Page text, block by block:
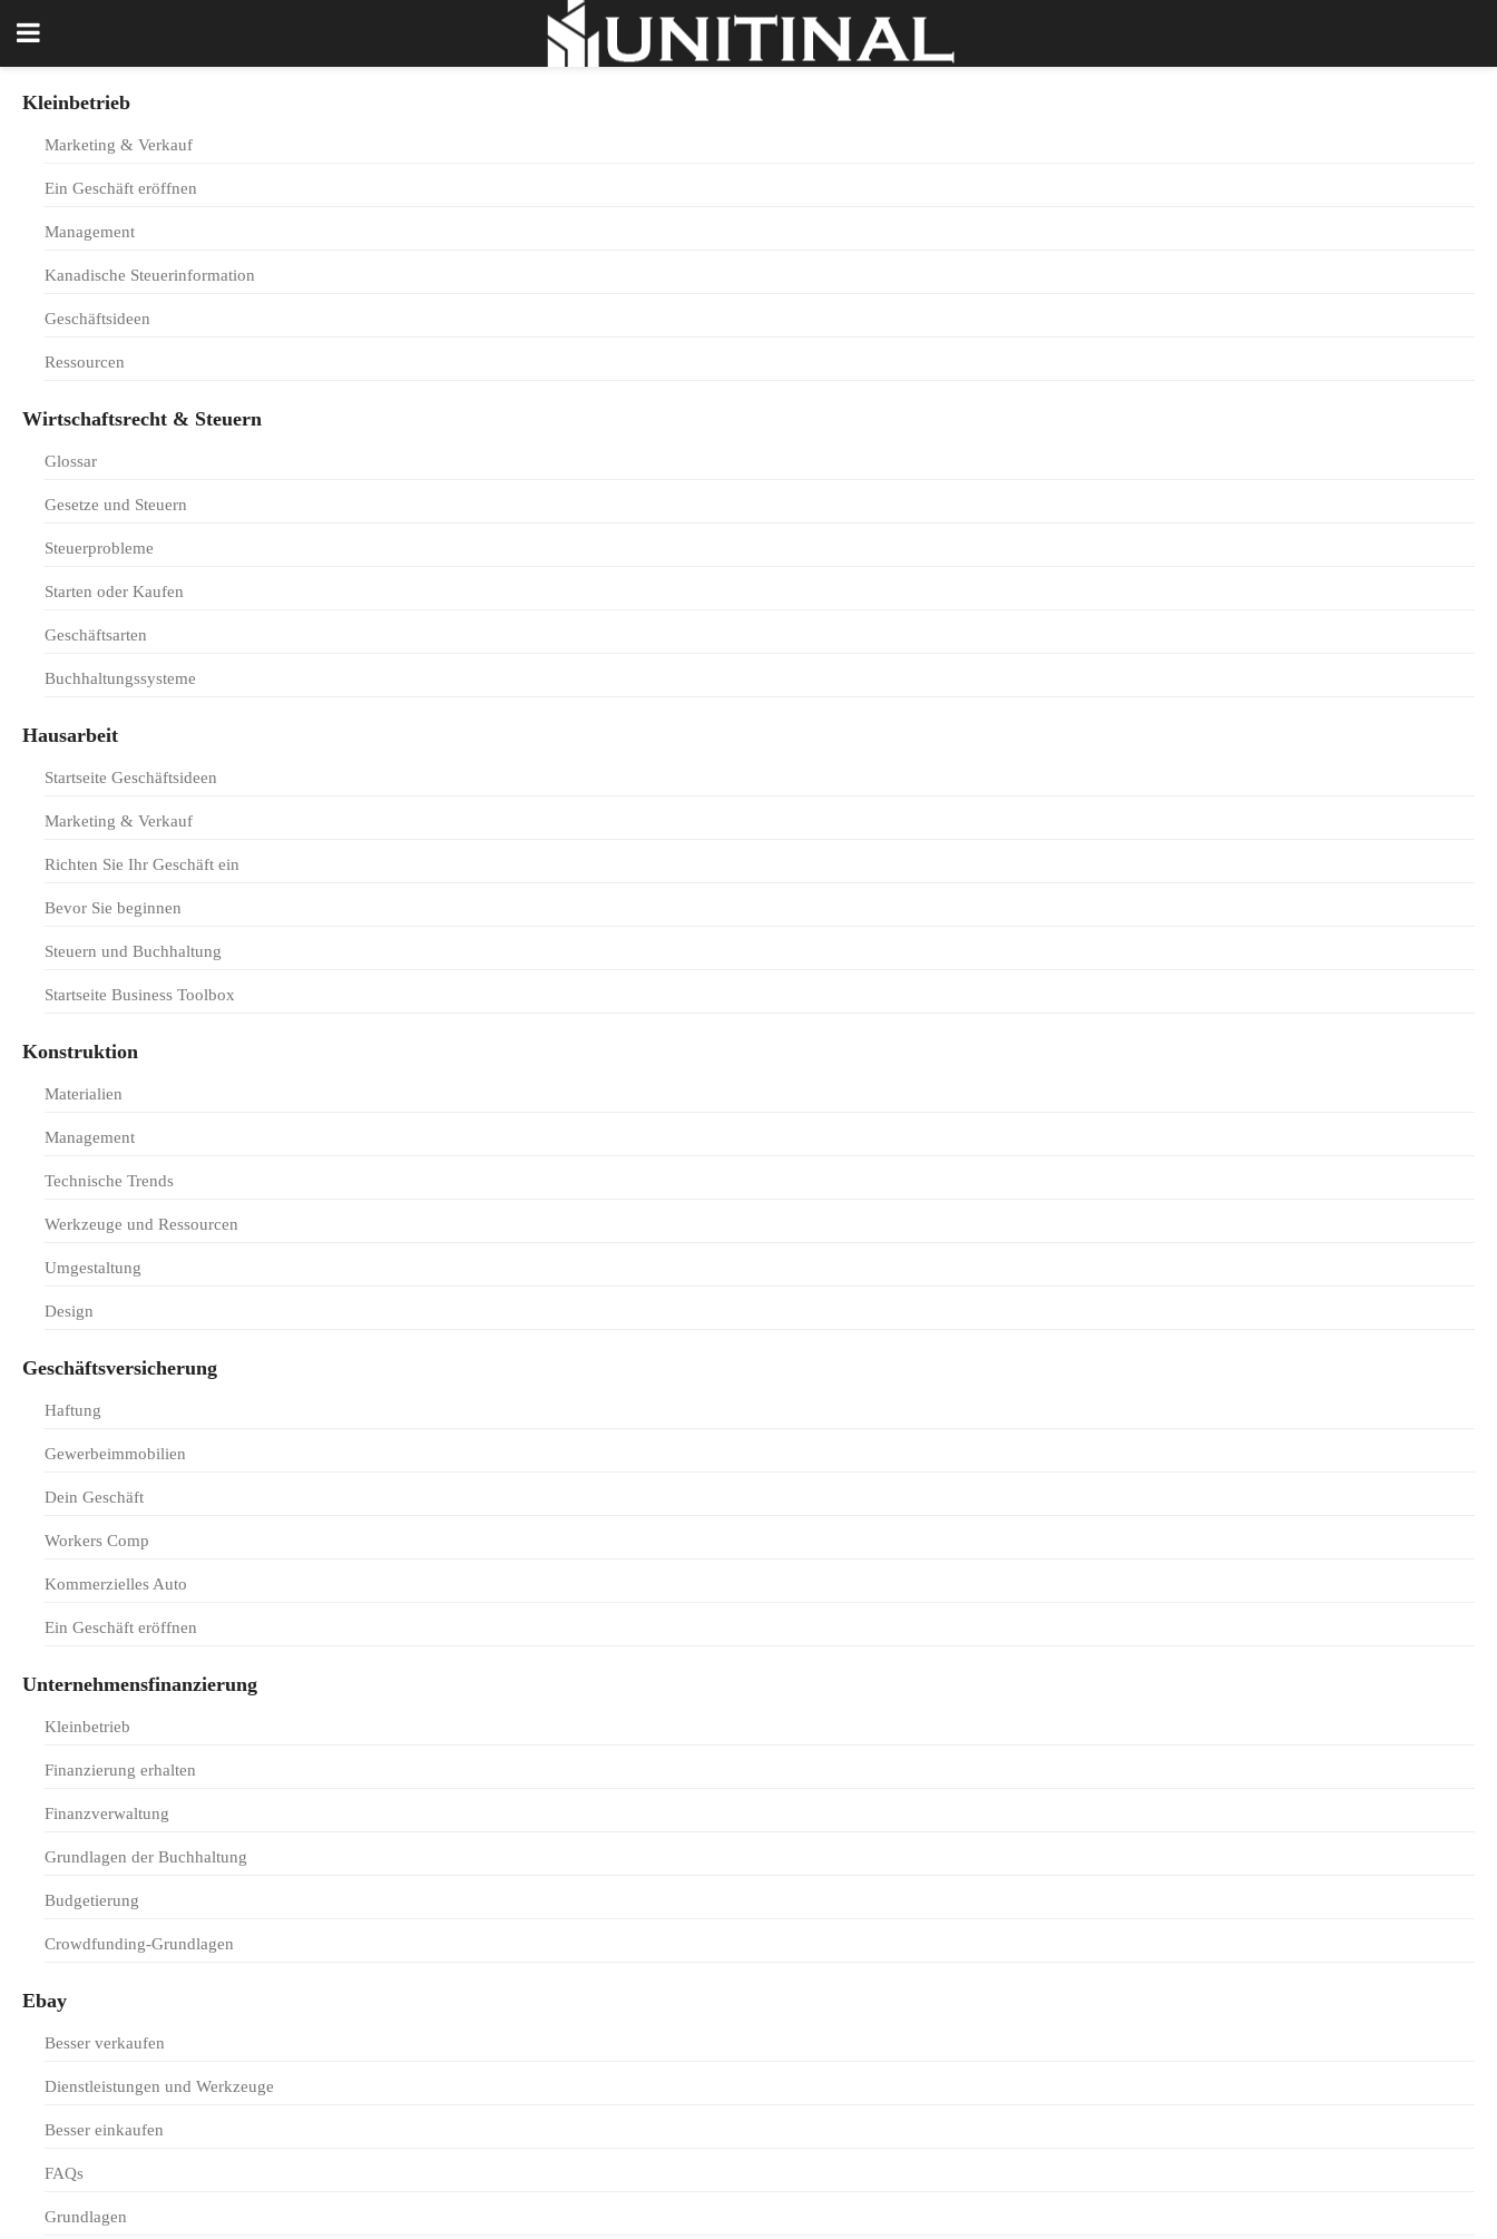
Kleinbetrieb
Marketing & Verkauf
Ein Geschäft eröffnen
Management
Kanadische Steuerinformation
Geschäftsideen
Ressourcen
Wirtschaftsrecht & Steuern
Glossar
Gesetze und Steuern
Steuerprobleme
Starten oder Kaufen
Geschäftsarten
Buchhaltungssysteme
Hausarbeit
Startseite Geschäftsideen
Marketing & Verkauf
Richten Sie Ihr Geschäft ein
Bevor Sie beginnen
Steuern und Buchhaltung
Startseite Business Toolbox
Konstruktion
Materialien
Management
Technische Trends
Werkzeuge und Ressourcen
Umgestaltung
Design
Geschäftsversicherung
Haftung
Gewerbeimmobilien
Dein Geschäft
Workers Comp
Kommerzielles Auto
Ein Geschäft eröffnen
Unternehmensfinanzierung
Kleinbetrieb
Finanzierung erhalten
Finanzverwaltung
Grundlagen der Buchhaltung
Budgetierung
Crowdfunding-Grundlagen
Ebay
Besser verkaufen
Dienstleistungen und Werkzeuge
Besser einkaufen
FAQs
Grundlagen